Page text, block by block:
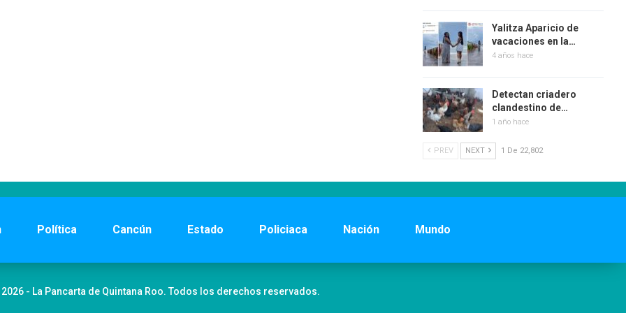
Yalitza Aparicio de
vacaciones en la…
4 años hace
Detectan criadero
clandestino de…
1 año hace
PREV NEXT 1 De 22,802
Política Cancún Estado Policiaca Nación Mundo
- La Pancarta de Quintana Roo. Todos los derechos reservados.